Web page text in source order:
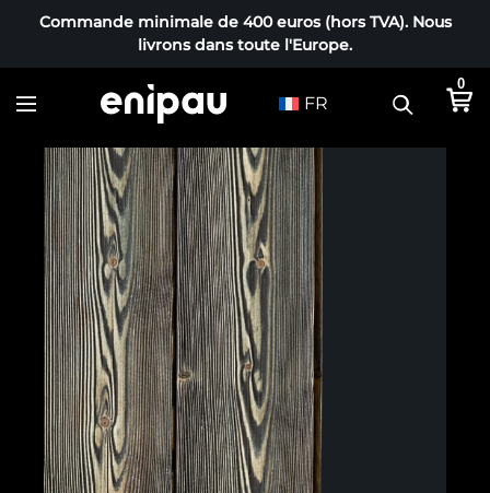
Commande minimale de 400 euros (hors TVA). Nous
livrons dans toute l'Europe.
FR
0